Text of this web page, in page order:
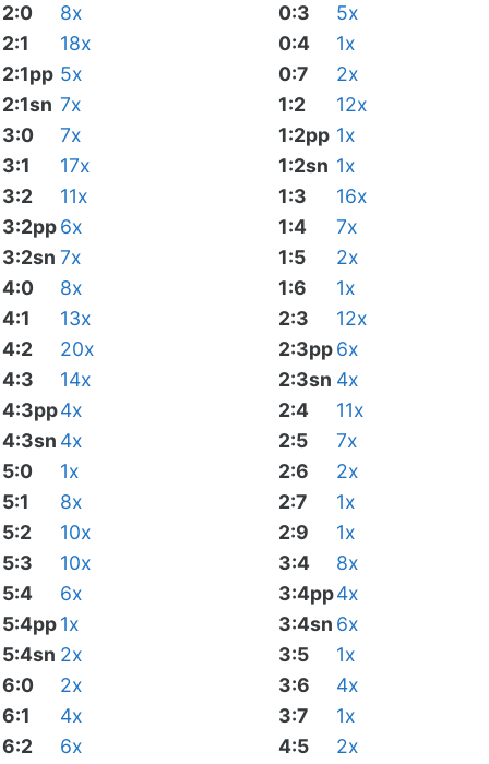
2:0
8x
2:1
18x
2:1pp 5x
2:1sn 7x
3:0
7x
3:1
17x
3:2
11x
3:2pp6x
3:2sn 7x
4:0
8x
4:1
13x
4:2
20x
4:3
14x
4:3pp4x
4:3sn 4x
5:0
1x
5:1
8x
5:2
10x
5:3
10x
5:4
6x
5:4pp1x
5:4sn 2x
6:0
2x
6:1
4x
6:2
6x
0:3
5x
0:4
1x
0:7
2x
1:2
12x
1:2pp 1x
1:2sn 1x
1:3
16x
1:4
7x
1:5
2x
1:6
1x
2:3
12x
2:3pp6x
2:3sn 4x
2:4
11x
2:5
7x
2:6
2x
2:7
1x
2:9
1x
3:4
8x
3:4pp4x
3:4sn 6x
3:5
1x
3:6
4x
3:7
1x
4:5
2x